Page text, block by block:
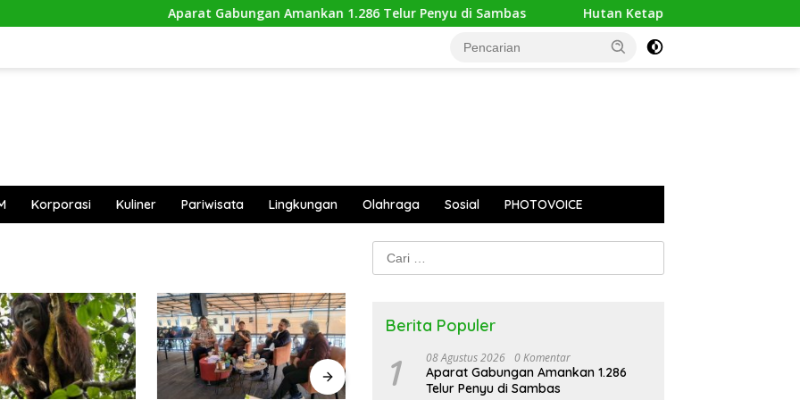
Aparat Gabungan Amankan 1.286 Telur Penyu di Sambas Hutan Ketapang Sekarat Dikepung
Korporasi Kuliner Pariwisata Lingkungan Olahraga Sosial PHOTOVOICE
Cari
untuk:
Berita Populer
1 08 Agustus 2026 0 Komentar
Aparat Gabungan Amankan 1.286
Telur Penyu di Sambas